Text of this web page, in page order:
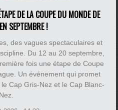
DE LA COUPE DU MONDE DE
SEPTEMBRE !
des vagues spectaculaires et
Du 12 au 20 septembre,
fois une étape de Coupe
Un événement qui promet
Cap Gris-Nez et le Cap Blanc-
Nez.